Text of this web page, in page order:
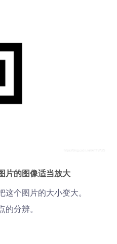
片的图像适当放大
个图片的大小变大。
分辨。